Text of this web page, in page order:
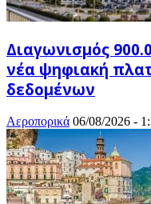
Διαγωνισμός
νέα ψηφιακή
δεδομένων
Αεροπορικά 06/08/2026 -